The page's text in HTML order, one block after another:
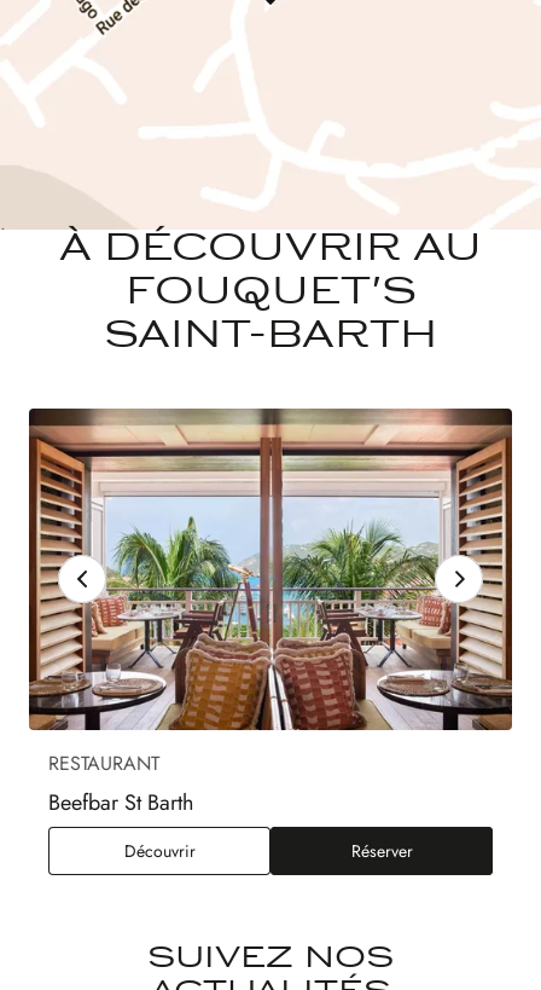
À DÉCOUVRIR AU
FOUQUET'S
SAINT-BARTH
RESTAURANT
Beefbar St Barth
DécouvrirBeefbar St Barth Réserver
SUIVEZ NOS